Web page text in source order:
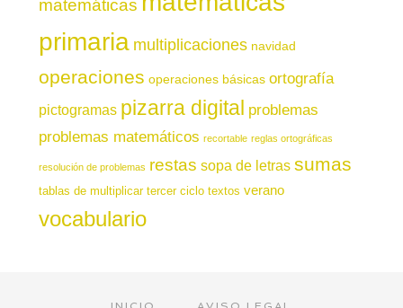
matemáticas
primaria multiplicaciones navidad
operaciones operaciones básicas ortografía
pictogramas pizarra digital problemas
problemas matemáticos recortable reglas ortográficas
resolución de problemas restas sopa de letras sumas
tablas de multiplicar tercer ciclo textos verano
vocabulario